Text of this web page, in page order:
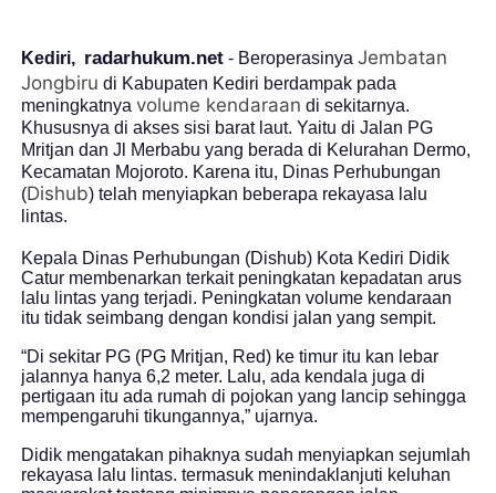
Kediri, radarhukum.net - Beroperasinya Jembatan
Jongbiru di Kabupaten Kediri berdampak pada
meningkatnya volume kendaraan di sekitarnya.
Khususnya di akses sisi barat laut. Yaitu di Jalan PG
Mritjan dan Jl Merbabu yang berada di Kelurahan Dermo,
Kecamatan Mojoroto. Karena itu, Dinas Perhubungan
(Dishub) telah menyiapkan beberapa rekayasa lalu
lintas.
Kepala Dinas Perhubungan (Dishub) Kota Kediri Didik
Catur membenarkan terkait peningkatan kepadatan arus
lalu lintas yang terjadi. Peningkatan volume kendaraan
itu tidak seimbang dengan kondisi jalan yang sempit.
“Di sekitar PG (PG Mritjan, Red) ke timur itu kan lebar
jalannya hanya 6,2 meter. Lalu, ada kendala juga di
pertigaan itu ada rumah di pojokan yang lancip sehingga
mempengaruhi tikungannya,” ujarnya.
Didik mengatakan pihaknya sudah menyiapkan sejumlah
rekayasa lalu lintas. termasuk menindaklanjuti keluhan